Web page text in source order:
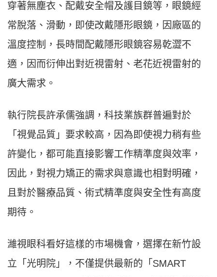
穿著無塵衣、配戴安全帽及護目鏡等，眼鏡經
常脫落、滑動，即使改戴隱形眼鏡，因廠區的
溫度控制，長時間配戴隱形眼鏡容易乾澀不
適，因而衍伸出對近視雷射、老花近視雷射的
廣大需求。
執行院長許承儒強調，科技業族群普遍對於
「視覺品質」要求較高，因為即使視力稍有些
許變化，都可能直接影響工作精準度與效率，
因此，對視力矯正的需求與意識也相對明確，
且對於醫療品質、術式精準度與安全性有高度
期待。
濰視眼科看好這樣的市場機會，選擇在新竹設
立「光明院」，不僅提供最新的「SMART